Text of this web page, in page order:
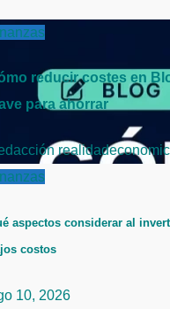
reducir costes en
para ahorrar
aspectos considerar al
costos
10, 2026